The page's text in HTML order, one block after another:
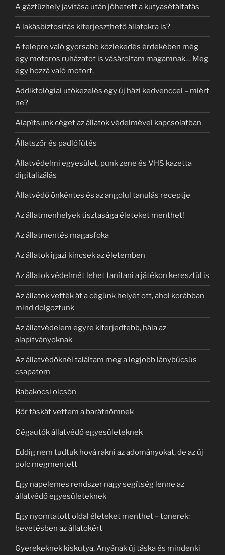
A gáztűzhely javítása után jöhetett a kutyasétáltatás
A lakásbiztosítás kiterjeszthető állatokra is?
A telepre való gyorsabb közlekedés érdekében még
egy motoros ruházatot is vásároltam magamnak… Meg
egy hozzá való motort.
Addiktológiai utókezelés egy új házi kedvenccel – miért
ne?
Alapítsunk céget az állatok védelmével kapcsolatban
Állatszőr és padlófűtés
Állatvédelmi egyesület, punk zene és VHS kazetta
digitalizálás
Állatvédő önkéntes és az angolul tanulás receptje
Az állatmenhelyek tisztasága életeket menthet!
Az állatmentés magasfoka
Az állatok igazi kincsek az életemben
Az állatok védelmét lehet tanítani a játékon keresztül is
Az állatok vették át a cégünk helyét ott, ahol korábban
mind dolgoztunk
Az állatvédelem egyre kiterjedtebb, hála az
alapítványoknak
Az állatvédőknél találtam meg a legjobb lánybúcsús
csapatom
Babakocsi olcsón
Bőr táskát vettem a barátnőmnek
Cégautók állatvédő egyesületeknek
Eddig nem tudtuk hová rakni az adományokat, de az új
polc megmentett
Egy napelemes rendszer nagy segítség lenne az
állatvédő egyesületeknek
Egy nyomtatott oldal életeket menthet – tonerek:
bevetésben az állatokért
Gyerekeknek kiskutya, Anyának új táska és mindenki